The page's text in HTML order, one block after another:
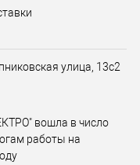
улица, 13с2
вошла в число
работы на